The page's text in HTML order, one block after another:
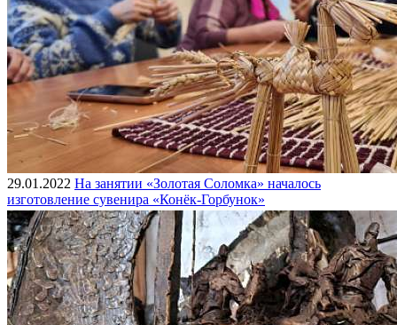
29.01.2022 На занятии «Золотая Соломка» началось
изготовление сувенира «Конёк-Горбунок»